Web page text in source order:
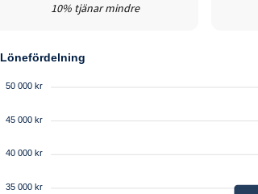
10% tjänar mindre
Lönefördelning
50 000 kr
45 000 kr
40 000 kr
35 000 kr